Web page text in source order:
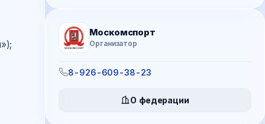
Москомспорт
Организатор
8-926-609-38-23
О федерации